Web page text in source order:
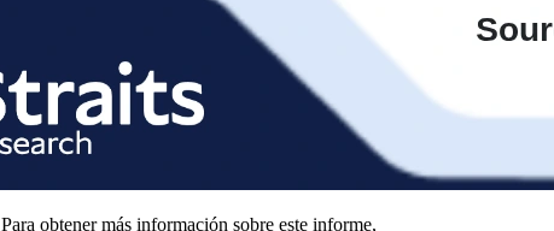
Para obtener más información sobre este informe,